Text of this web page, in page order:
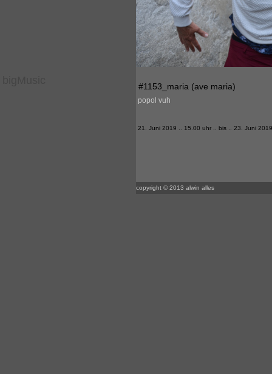
#1153_maria (ave maria)
popol vuh
21. Juni 2019 .. 15.00 uhr .. bis .. 23. Juni
copyright © 2013 alwin alles